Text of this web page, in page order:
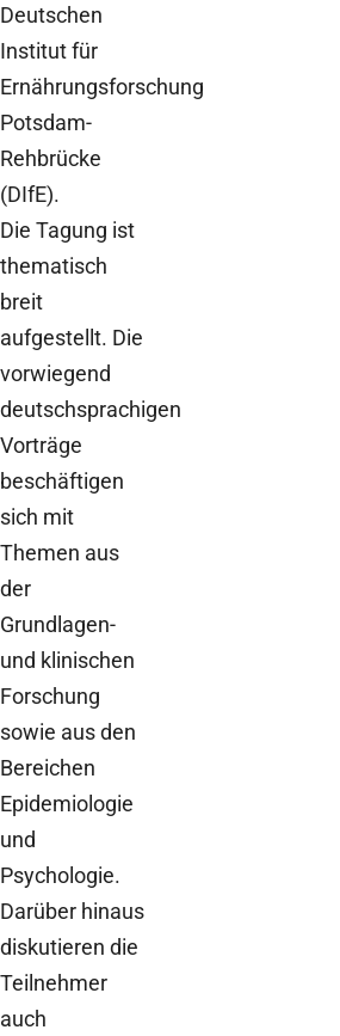
Deutschen
Institut für
Ernährungsforschung
Potsdam-
Rehbrücke
(DIfE).
Die Tagung ist
thematisch
breit
aufgestellt. Die
vorwiegend
deutschsprachigen
Vorträge
beschäftigen
sich mit
Themen aus
der
Grundlagen-
und klinischen
Forschung
sowie aus den
Bereichen
Epidemiologie
und
Psychologie.
Darüber hinaus
diskutieren die
Teilnehmer
auch